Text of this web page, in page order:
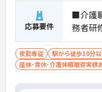
応募要件
■介護
務者研
夜勤専従 駅から徒歩10分
産休･育休･介護休暇取得実績